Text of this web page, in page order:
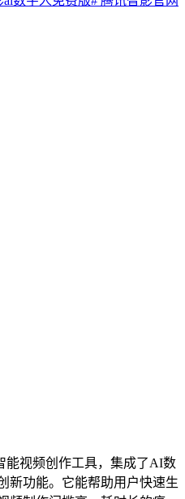
能视频创作工具，集成了AI数
新功能。它能帮助用户快速生